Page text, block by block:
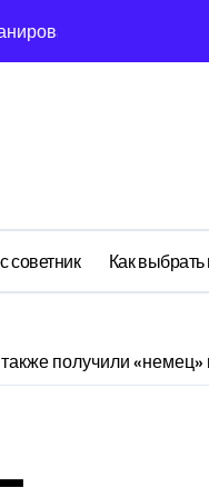
циклом
советник Как выбрать
получили «немец»